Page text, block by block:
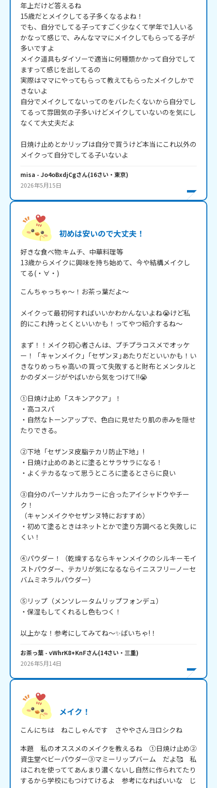
年上だけど答えるね
15歳だとメイクしてる子多くなるよね！
でも、自分でしてる子ってすごく少なくて学年で1人いる
かなって感じで、みんなママにメイクしてもらってる子が
多いですよ
メイク道具もダイソーで適当に何種類かかって自分でして
ますって感じを出してるの
実際はママにやってもらって教えてもらったメイクしかで
きないよ
自分でメイクしてないってのをバレたくないから自分でし
てるって雰囲気の子多いけどメイクしていないのを気にし
なくて大丈夫だよ
日焼け止めとかリップは自分で買うけど本当にこれ以外の
メイクって自分でしてる子いないよ
misa - Jo4oBxdjCgさん(16さい・ 東京)
2026年5月15日
初めは安いので大丈夫！
好きな食べ物:キムチ、中華料理等
13歳からメイクに興味を持ち始めて、今や結構メイクし
てる(・∀・)
こんちゃっちゃ～！お茶っ葉だよ～
メイクって最初何すればいいかわかんないよね😭けど私
的にこれ持っとくといいかも！ってやつ紹介するね～
まず！！メイク初心者さんは、プチプラコスメでオッケ
ー！「キャンメイク」｢セザンヌ｣あたりだといいかも！い
きなりめっちゃ高いの買って失敗すると財布とメンタルと
かのダメージがやばいから気をつけて!!😭
①日焼け止め「スキンアクア」！
・高コスパ
・自然なトーンアップで、色白に見せたり肌の赤みを隠せ
たりできる。
②下地「セザンヌ皮脂テカリ防止下地」!
・日焼け止めのあとに塗るとサラサラになる！
・よくテカるなって思うところに塗るとさらに良い
③自分のパーソナルカラーに合ったアイシャドウやチー
ク！
（キャンメイクやセザンヌ特におすすめ）
・初めて塗るときはネットとかで塗り方調べると失敗しに
くい！
④パウダー！（乾燥するならキャンメイクのシルキーモイ
ストパウダー、テカリが気になるならイニスフリーノーセ
バムミネラルパウダー）
⑤リップ（メンソレータムリップフォンデュ）
・保湿もしてくれるし色もつく！
以上かな！参考にしてみてね～✨️ばいちゃ!！
お茶っ葉 - vWhrK8+KnFさん(14さい・ 三重)
2026年5月14日
メイク！
こんにちは　ねこしゃんです　さややさんヨロシクね
本題　私のオススメのメイクを教えるね　①日焼け止め②
資生堂ベビーパウダー③マミーリップバーム　だよ🥰　私
はこれを使っててあんまり濃くないし自然に作られてたり
するから学校にもつけてけるよ　参考になればいいな　じ